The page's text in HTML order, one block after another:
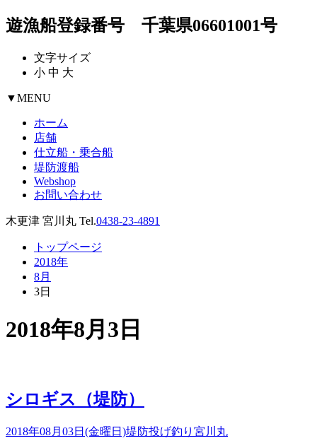
遊漁船登録番号 千葉県06601001号
文字サイズ
小 中 大
▼MENU
ホーム
店舗
仕立船・乗合船
堤防渡船
Webshop
お問い合わせ
木更津 宮川丸 Tel.0438-23-4891
トップページ
2018年
8月
3日
2018年8月3日
シロギス（堤防）
2018年08月03日(金曜日)堤防投げ釣り 宮川丸